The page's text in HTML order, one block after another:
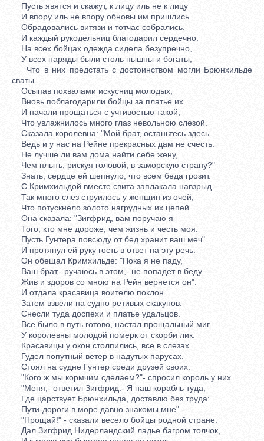
Пусть явятся и скажут, к лицу иль не к лицу
И впору иль не впору обновы им пришлись.
Обрадовались витязи и тотчас собрались.
И каждый рукодельниц благодарил сердечно:
На всех бойцах одежда сидела безупречно,
У всех наряды были столь пышны и богаты,
Что в них предстать с достоинством могли Брюнхильде
сваты.
Осыпав похвалами искусниц молодых,
Вновь поблагодарили бойцы за платье их
И начали прощаться с учтивостью такой,
Что увлажнилось много глаз невольною слезой.
Сказала королевна: "Мой брат, останьтесь здесь.
Ведь и у нас на Рейне прекрасных дам не счесть.
Не лучше ли вам дома найти себе жену,
Чем плыть, рискуя головой, в заморскую страну?"
Знать, сердце ей шепнуло, что всем беда грозит.
С Кримхильдой вместе свита заплакала навзрыд.
Так много слез струилось у женщин из очей,
Что потускнело золото нагрудных их цепей.
Она сказала: "Зигфрид, вам поручаю я
Того, кто мне дороже, чем жизнь и честь моя.
Пусть Гунтера повсюду от бед хранит ваш меч".
И протянул ей руку гость в ответ на эту речь.
Он обещал Кримхильде: "Пока я не паду,
Ваш брат,- ручаюсь в этом,- не попадет в беду.
Жив и здоров со мною на Рейн вернется он".
И отдала красавица воителю поклон.
Затем взвели на судно ретивых скакунов.
Снесли туда доспехи и платье удальцов.
Все было в путь готово, настал прощальный миг.
У королевны молодой померк от скорби лик.
Красавицы у окон столпились, все в слезах.
Гудел попутный ветер в надутых парусах.
Стоял на судне Гунтер среди друзей своих.
"Кого ж мы кормчим сделаем?"- спросил король у них.
"Меня,- ответил Зигфрид.- Я наш корабль туда,
Где царствует Брюнхильда, доставлю без труда:
Пути-дороги в море давно знакомы мне".-
"Прощай!" - сказали весело бойцы родной стране.
Дал Зигфрид Нидерландский ладье багром толчок,